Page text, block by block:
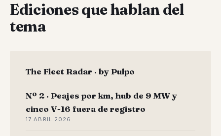
Ediciones que hablan del
tema
The Fleet Radar · by Pulpo
Nº 2 · Peajes por km, hub de 9 MW y
cinco V-16 fuera de registro
17 ABRIL 2026